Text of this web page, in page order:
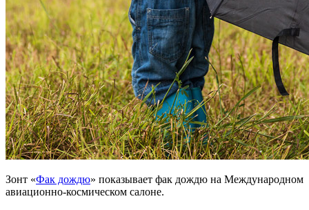
Зонт «Фак дождю» показывает фак дождю на Международном
авиационно-космическом салоне.